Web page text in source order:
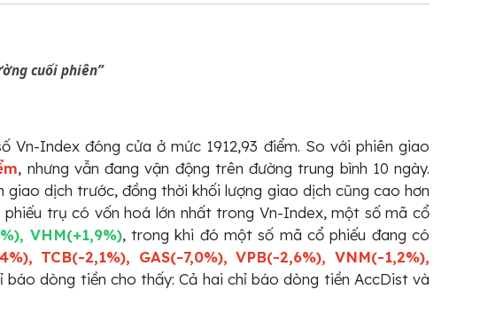
cuối phiên”
Vn-Index đóng cửa ở mức 1912,93 điểm. So với phiên giao
, nhưng vẫn đang vận động trên đường trung bình 10 ngày.
dịch trước, đồng thời khối lượng giao dịch cũng cao hơn
trụ có vốn hoá lớn nhất trong Vn-Index, một số mã cổ
VHM(+1,9%), trong khi đó một số mã cổ phiếu đang có
TCB(-2,1%), GAS(-7,0%), VPB(-2,6%), VNM(-1,2%),
báo dòng tiền cho thấy: Cả hai chỉ báo dòng tiền AccDist và